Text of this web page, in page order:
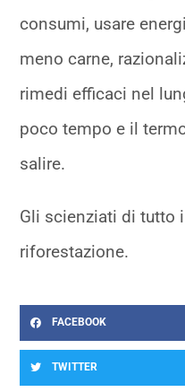
consumi, usare
meno carne,
rimedi efficaci nel
poco tempo e il
salire.
Gli scienziati di tutto
riforestazione.
FACEBOOK
TWITTER